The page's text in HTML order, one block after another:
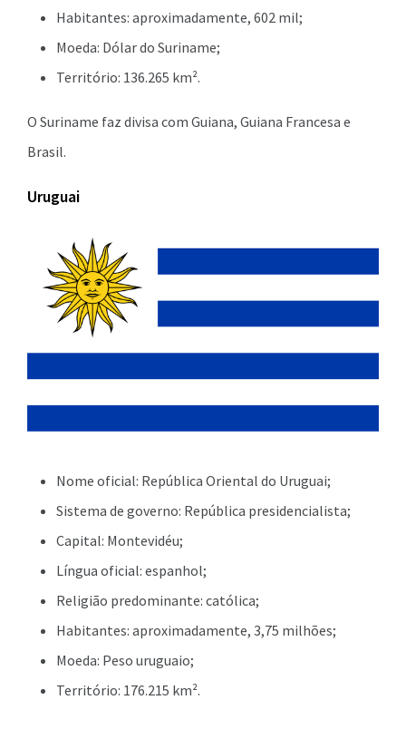
Habitantes: aproximadamente, 602 mil;
Moeda: Dólar do Suriname;
Território: 136.265 km².
O Suriname faz divisa com Guiana, Guiana Francesa e
Brasil.
Uruguai
Nome oficial: República Oriental do Uruguai;
Sistema de governo: República presidencialista;
Capital: Montevidéu;
Língua oficial: espanhol;
Religião predominante: católica;
Habitantes: aproximadamente, 3,75 milhões;
Moeda: Peso uruguaio;
Território: 176.215 km².